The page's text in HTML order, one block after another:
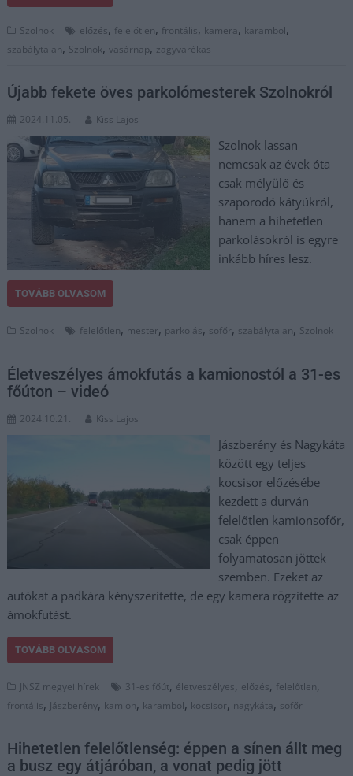
Szolnok előzés, felelőtlen, frontális, kamera, karambol,
szabálytalan, Szolnok,vasárnap, zagyvarékas
Újabb fekete öves parkolómesterek Szolnokról
2024.11.05. Kiss Lajos
Szolnok lassan
nemcsak az évek óta
csak mélyülő és
szaporodó kátyúkról,
hanem a hihetetlen
parkolásokról is egyre
inkább híres lesz.
TOVÁBB OLVASOM
Szolnok felelőtlen, mester, parkolás, sofőr, szabálytalan, Szolnok
Életveszélyes ámokfutás a kamionostól a 31-es
főúton – videó
2024.10.21. Kiss Lajos
Jászberény és Nagykáta
között egy teljes
kocsisor előzésébe
kezdett a durván
felelőtlen kamionsofőr,
csak éppen
folyamatosan jöttek
szemben. Ezeket az
autókat a padkára kényszerítette, de egy kamera rögzítette az
ámokfutást.
TOVÁBB OLVASOM
JNSZ megyei hírek 31-es főút, életveszélyes, előzés, felelőtlen,
frontális, Jászberény, kamion, karambol, kocsisor, nagykáta, sofőr
Hihetetlen felelőtlenség: éppen a sínen állt meg
a busz egy átjáróban, a vonat pedig jött